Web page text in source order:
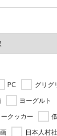
PC
グリグ
ヨーグルト
クッカー
日本人村